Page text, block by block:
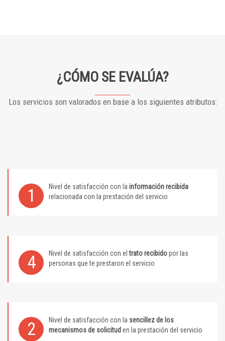
¿CÓMO SE EVALÚA?
Los servicios son valorados en base a los siguientes atributos:
1 Nivel de satisfacción con la información recibida
relacionada con la prestación del servicio
4 Nivel de satisfacción con eltrato recibidopor las
personas que te prestaron el servicio
2 Nivel de satisfacción con la sencillez de los
mecanismos de solicitud en la prestación del servicio